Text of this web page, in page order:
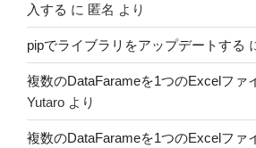
入する に 匿名 より
pipでライブラリをアップデートする
複数のDataFarameを1つのExcelファ
Yutaro より
複数のDataFarameを1つのExcelファ